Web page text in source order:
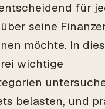
für
seine
möchte. In
wichtige
belasten, und